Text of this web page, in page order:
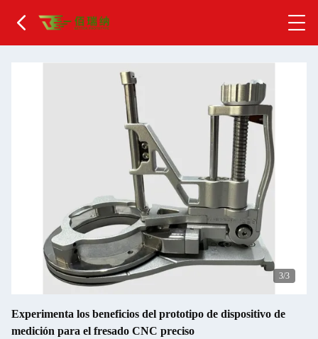
1/3
Experimenta los beneficios del prototipo de dispositivo de
medición para el fresado CNC preciso